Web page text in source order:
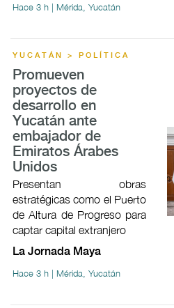
Hace 3 h | Mérida, Yucatán
YUCATÁN > POLÍTICA
Promueven
proyectos de
desarrollo en
Yucatán ante
embajador de
Emiratos Árabes
Unidos
Presentan obras
estratégicas como el Puerto
de Altura de Progreso para
captar capital extranjero
La Jornada Maya
Hace 3 h | Mérida, Yucatán